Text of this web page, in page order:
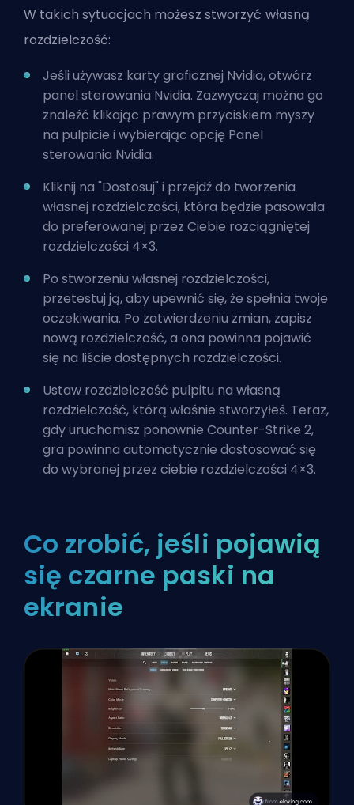
W takich sytuacjach możesz stworzyć własną
rozdzielczość:
Jeśli używasz karty graficznej Nvidia, otwórz
panel sterowania Nvidia. Zazwyczaj można go
znaleźć klikając prawym przyciskiem myszy
na pulpicie i wybierając opcję Panel
sterowania Nvidia.
Kliknij na "Dostosuj" i przejdź do tworzenia
własnej rozdzielczości, która będzie pasowała
do preferowanej przez Ciebie rozciągniętej
rozdzielczości 4×3.
Po stworzeniu własnej rozdzielczości,
przetestuj ją, aby upewnić się, że spełnia twoje
oczekiwania. Po zatwierdzeniu zmian, zapisz
nową rozdzielczość, a ona powinna pojawić
się na liście dostępnych rozdzielczości.
Ustaw rozdzielczość pulpitu na własną
rozdzielczość, którą właśnie stworzyłeś. Teraz,
gdy uruchomisz ponownie Counter-Strike 2,
gra powinna automatycznie dostosować się
do wybranej przez ciebie rozdzielczości 4×3.
Co zrobić, jeśli pojawią
się czarne paski na
ekranie